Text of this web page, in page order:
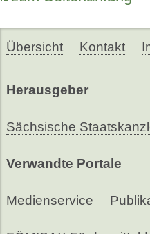
Übersicht Kontakt
Herausgeber
Sächsische
Verwandte Portale
Medienservice